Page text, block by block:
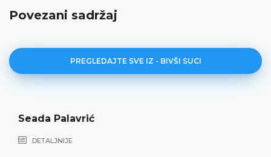
Povezani sadržaj
PREGLEDAJTE SVE IZ - BIVŠI SUCI
Seada Palavrić
DETALJNIJE